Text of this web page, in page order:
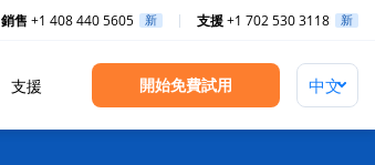
銷售 +1 408 440 5605 新 支援+1 702 530 3118 新
支援 開始免費試用